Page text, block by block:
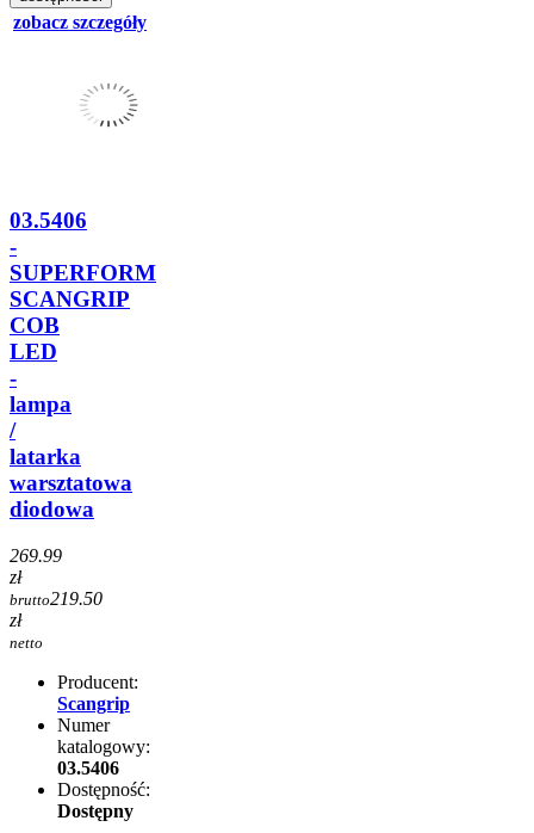
zobacz szczegóły
03.5406
-
SUPERFORM
SCANGRIP
COB
LED
-
lampa
/
latarka
warsztatowa
diodowa
269.99
zł
brutto219.50
zł
netto
Producent:
Scangrip
Numer
katalogowy:
03.5406
Dostępność:
Dostępny